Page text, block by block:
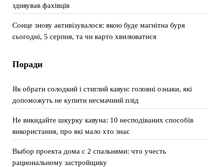
здивував фахівців
Сонце знову активізувалося: якою буде магнітна буря
сьогодні, 5 серпня, та чи варто хвилюватися
Поради
Як обрати солодкий і стиглий кавун: головні ознаки, які
допоможуть не купити несмачний плід
Не викидайте шкурку кавуна: 10 несподіваних способів
використання, про які мало хто знає
Выбор проекта дома с 2 спальнями: что учесть
рациональному застройщику